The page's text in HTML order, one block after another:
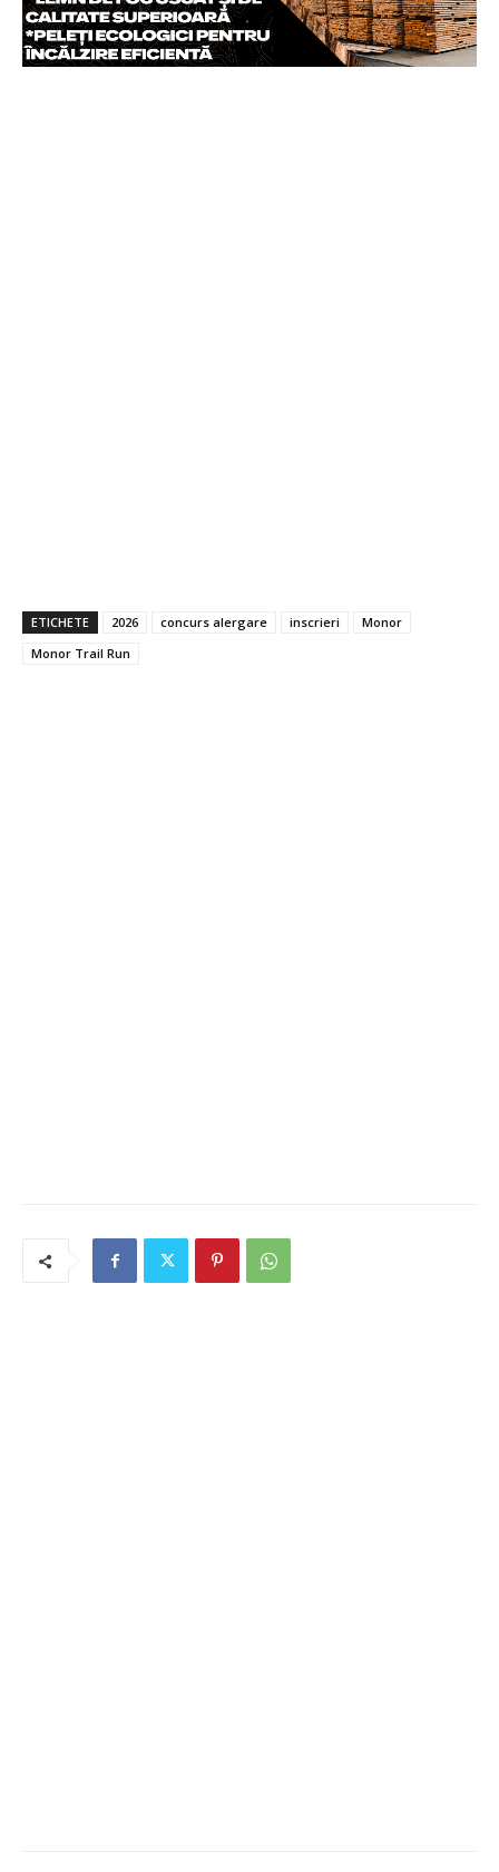
ETICHETE 2026 concurs alergare inscrieri
Monor
Monor Trail Run